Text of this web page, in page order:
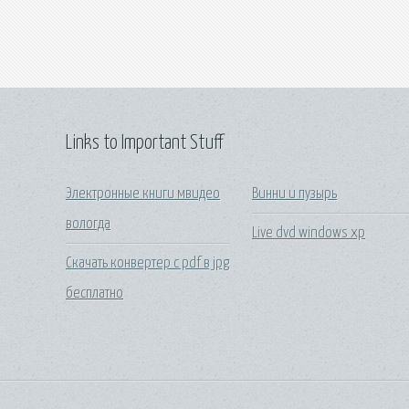
Links to Important Stuff
Электронные книги мвидео
вологда
Скачать конвертер с pdf в jpg
бесплатно
Винни и пузырь
Live dvd windows xp